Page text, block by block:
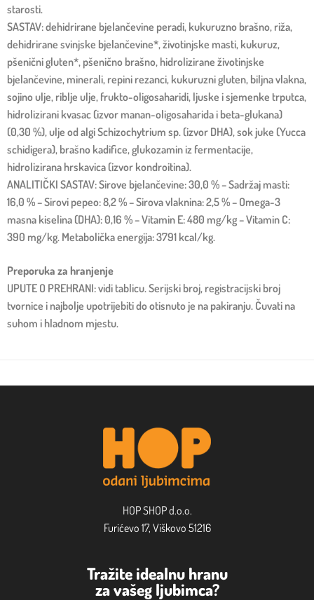
starosti.
SASTAV: dehidrirane bjelančevine peradi, kukuruzno brašno, riža,
dehidrirane svinjske bjelančevine*, životinjske masti, kukuruz,
pšenični gluten*, pšenično brašno, hidrolizirane životinjske
bjelančevine, minerali, repini rezanci, kukuruzni gluten, biljna vlakna,
sojino ulje, riblje ulje, frukto-oligosaharidi, ljuske i sjemenke trputca,
hidrolizirani kvasac (izvor manan-oligosaharida i beta-glukana)
(0,30 %), ulje od algi Schizochytrium sp. (izvor DHA), sok juke (Yucca
schidigera), brašno kadifice, glukozamin iz fermentacije,
hidrolizirana hrskavica (izvor kondroitina).
ANALITIČKI SASTAV: Sirove bjelančevine: 30,0 % – Sadržaj masti:
16,0 % – Sirovi pepeo: 8,2 % – Sirova vlaknina: 2,5 % – Omega-3
masna kiselina (DHA): 0,16 % – Vitamin E: 480 mg/kg – Vitamin C:
390 mg/kg. Metabolička energija: 3791 kcal/kg.
Preporuka za hranjenje
UPUTE O PREHRANI: vidi tablicu. Serijski broj, registracijski broj
tvornice i najbolje upotrijebiti do otisnuto je na pakiranju. Čuvati na
suhom i hladnom mjestu.
HOP SHOP d.o.o.
Furićevo 17, Viškovo 51216
Tražite idealnu hranu
za vašeg ljubimca?